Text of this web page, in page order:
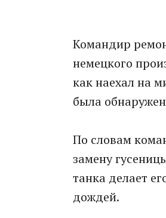
Командир
немецкого
как наехал на
была
По словам
замену
танка делает
дождей.